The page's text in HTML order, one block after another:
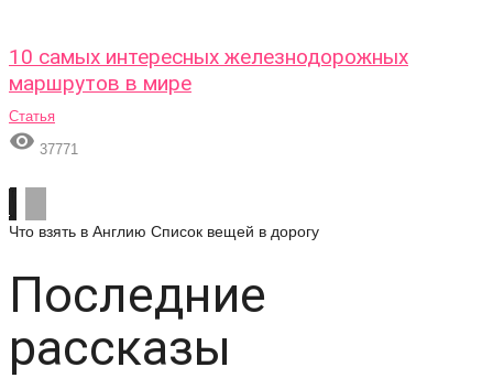
10 самых интересных железнодорожных
маршрутов в мире
Статья
 37771
Что взять в Англию Список вещей в дорогу
Последние
рассказы